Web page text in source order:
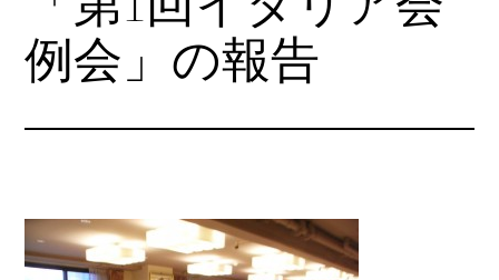
例会」の報告